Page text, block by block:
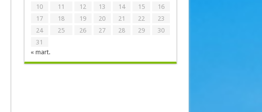
« mart.
10
11 12 13 14 15
16
17
18 19 20 21 22
23
24
25 26 27 28 29
30
31